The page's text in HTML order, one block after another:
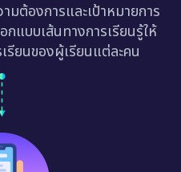
มต้องการและเป้าหมายการ
กแบบเส้นทางการเรียนรู้ให้
รียนของผู้เรียนแต่ละคน